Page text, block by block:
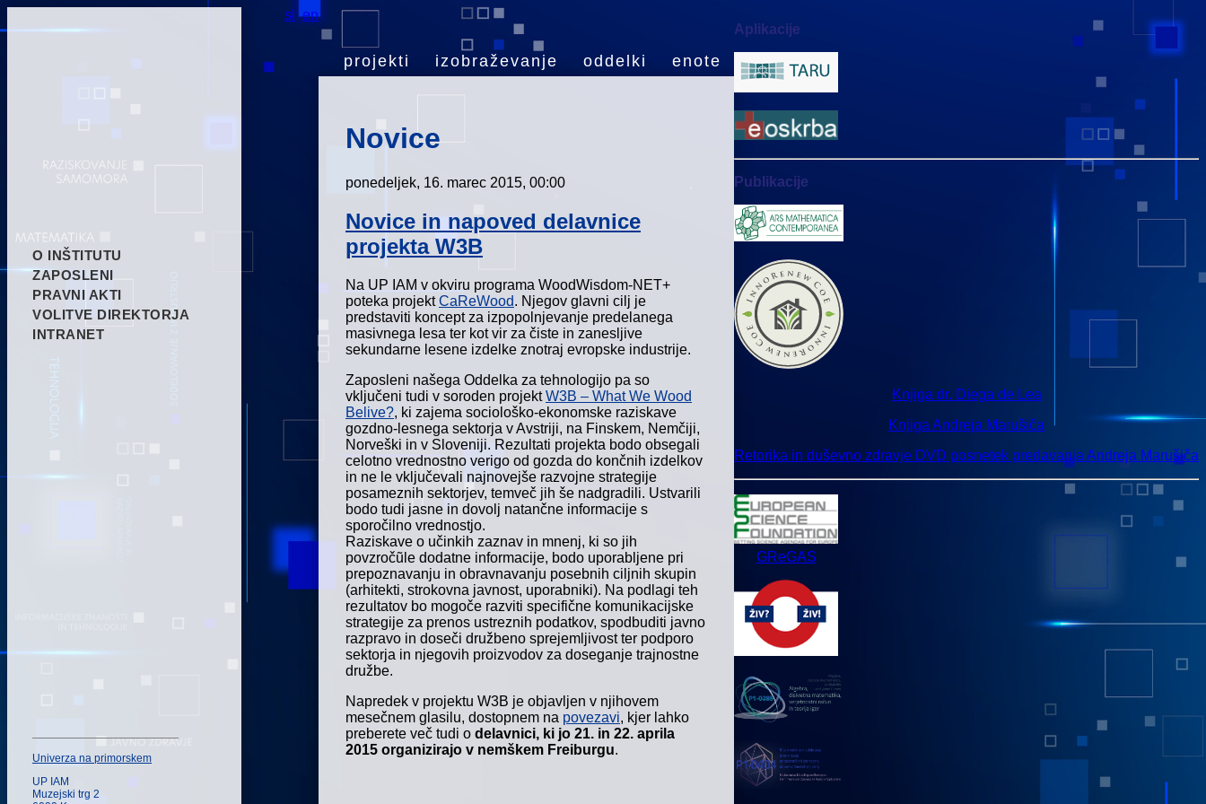
projekti izobraževanje oddelki enote
O INŠTITUTU
ZAPOSLENI
PRAVNI AKTI
VOLITVE DIREKTORJA
INTRANET
sl en
Univerza na primorskem
UP IAM
Muzejski trg 2
Novice
ponedeljek, 16. marec 2015, 00:00
Novice in napoved delavnice
projekta W3B
Na UP IAM v okviru programa WoodWisdom-NET+
poteka projektCaReWood. Njegov glavni cilj je
predstaviti koncept za izpopolnjevanje predelanega
masivnega lesa ter kot vir za čiste in zanesljive
sekundarne lesene izdelke znotraj evropske industrije.
Zaposleni našega Oddelka za tehnologijo pa so
vključeni tudi v soroden projektW3B – What We Wood
Belive?, ki zajema sociološko-ekonomske raziskave
gozdno-lesnega sektorja v Avstriji, na Finskem, Nemčiji,
Norveški in v Sloveniji. Rezultati projekta bodo obsegali
celotno vrednostno verigo od gozda do končnih izdelkov
in ne le vključevali najnovejše razvojne strategije
posameznih sektorjev, temveč jih še nadgradili. Ustvarili
bodo tudi jasne in dovolj natančne informacije s
sporočilno vrednostjo.
Raziskave o učinkih zaznav in mnenj, ki so jih
povzročũle dodatne informacije, bodo uporabljene pri
prepoznavanju in obravnavanju posebnih ciljnih skupin
(arhitekti, strokovna javnost, uporabniki). Na podlagi teh
rezultatov bo mogoče razviti specifične komunikacijske
strategije za prenos ustreznih podatkov, spodbuditi javno
razpravo in doseči družbeno sprejemljivost ter podporo
sektorja in njegovih proizvodov za doseganje trajnostne
družbe.
Napredek v projektu W3B je objavljen v njihovem
mesečnem glasilu, dostopnem na povezavi, kjer lahko
preberete več tudi o delavnici, ki jo 21. in 22. aprila
2015 organizirajo v nemškem Freiburgu.
Aplikacije
Publikacije
Knjiga dr. Diega de Lea
Knjiga Andreja Marušiča
Retorika in duševno zdravje DVD posnetek predavanja Andreja Marušiča
GReGAS